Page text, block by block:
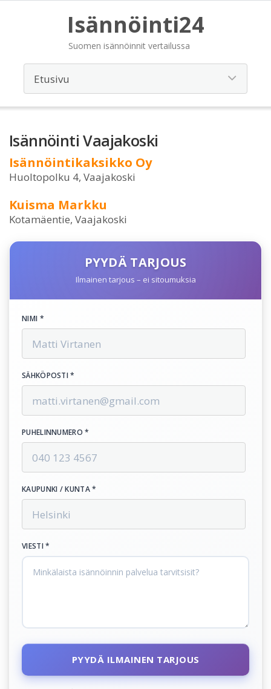
Isännöinti24
Suomen isännöinnit vertailussa
Isännöinti Vaajakoski
Isännöintikaksikko Oy
Huoltopolku 4, Vaajakoski
Kuisma Markku
Kotamäentie, Vaajakoski
PYYDÄ TARJOUS
Ilmainen tarjous – ei sitoumuksia
NIMI *
SÄHKÖPOSTI *
PUHELINNUMERO *
KAUPUNKI / KUNTA *
VIESTI *
PYYDÄ ILMAINEN TARJOUS